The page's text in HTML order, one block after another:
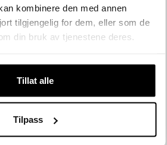
kombinere den med annen
tilgjengelig for dem, eller som de
din bruk av tjenestene deres.
Tillat alle
Tilpass